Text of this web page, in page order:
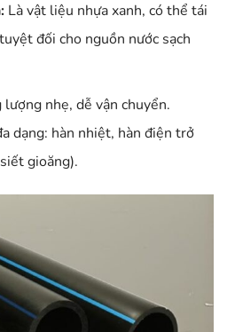
Là vật liệu nhựa xanh, có thể tái
đối cho nguồn nước sạch
nhẹ, dễ vận chuyển.
dạng: hàn nhiệt, hàn điện trở
gioăng).